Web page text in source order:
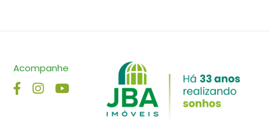
Acompanhe